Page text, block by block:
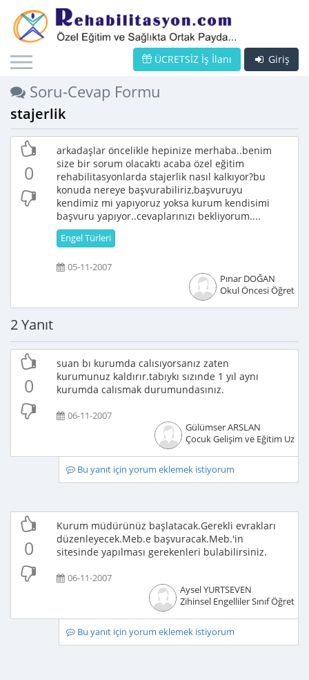
Giriş
ÜCRETSİZ İş İlanı
Soru-Cevap Formu
stajerlik
0
arkadaşlar öncelikle hepinize merhaba..benim
size bir sorum olacaktı acaba özel eğitim
rehabilitasyonlarda stajerlik nasıl kalkıyor?bu
konuda nereye başvurabiliriz,başvuruyu
kendimiz mi yapıyoruz yoksa kurum kendisimi
başvuru yapıyor..cevaplarınızı bekliyorum....
Engel Türleri
05-11-2007
Pınar DOĞAN
Okul Öncesi
2 Yanıt
0
suan bı kurumda calısıyorsanız zaten
kurumunuz kaldırır.tabıykı sızınde 1 yıl aynı
kurumda calısmak durumundasınız.
06-11-2007
Gülümser ARSLAN
Çocuk Gelişim ve Eğitim
Bu yanıt için yorum eklemek istiyorum
0
Kurum müdürünüz başlatacak.Gerekli evrakları
düzenleyecek.Meb.e başvuracak.Meb.'in
sitesinde yapılması gerekenleri bulabilirsiniz.
06-11-2007
Aysel YURTSEVEN
Zihinsel Engelliler Sınıf
Bu yanıt için yorum eklemek istiyorum